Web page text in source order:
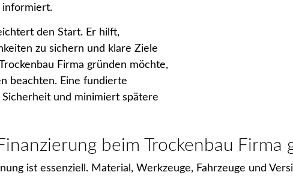
informiert.
den Start. Er hilft,
zu sichern und klare Ziele
Firma gründen möchte,
beachten. Eine fundierte
und minimiert spätere
beim Trockenbau Firma
ist essenziell. Material, Werkzeuge, Fahrzeuge und